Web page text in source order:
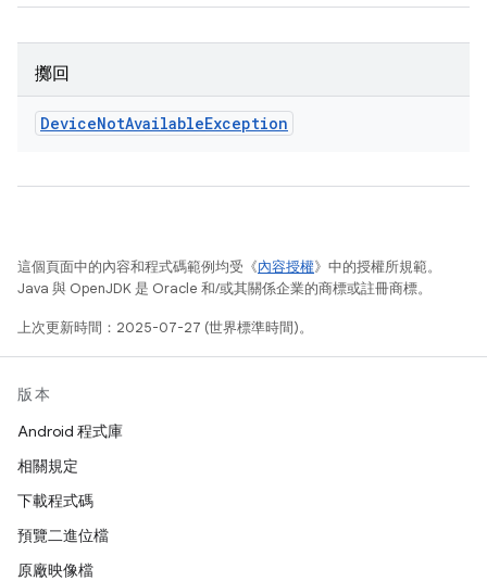
擲回
DeviceNotAvailableException
這個頁面中的內容和程式碼範例均受《內容授權》中的授權所規範。
Java 與 OpenJDK 是 Oracle 和/或其關係企業的商標或註冊商標。
上次更新時間：2025-07-27 (世界標準時間)。
版本
Android 程式庫
相關規定
下載程式碼
預覽二進位檔
原廠映像檔